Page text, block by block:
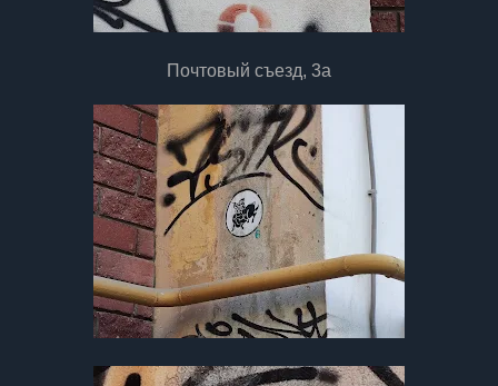
Почтовый съезд, 3а